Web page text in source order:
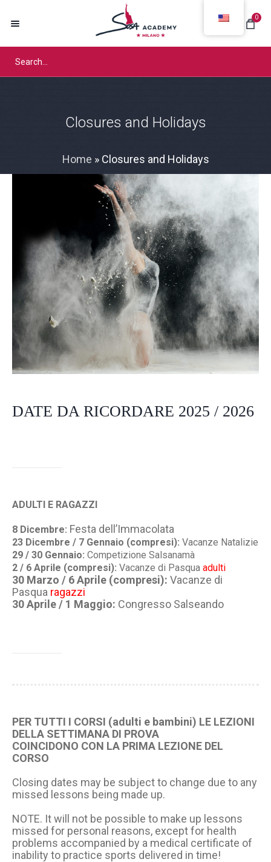
0
Closures and Holidays
Home » Closures and Holidays
DATE DA RICORDARE 2025 / 2026
ADULTI E RAGAZZI
8 Dicembre: Festa dell’Immacolata
23 Dicembre / 7 Gennaio (compresi):Vacanze Natalizie
29 / 30 Gennaio: Competizione Salsanamà
2 / 6 Aprile (compresi): Vacanze di Pasquaadulti
30 Marzo / 6 Aprile (compresi):Vacanze di
Pasqua ragazzi
30 Aprile / 1 Maggio: Congresso Salseando
PER TUTTI I CORSI (adulti e bambini) LE LEZIONI
DELLA SETTIMANA DI PROVA
COINCIDONO CON LA PRIMA LEZIONE DEL
CORSO
Closing dates may be subject to change due to any
missed lessons being made up.
NOTE. It will not be possible to make up lessons
missed for personal reasons, except for health
problems accompanied by a medical certificate of
inability to practice sports delivered in time!